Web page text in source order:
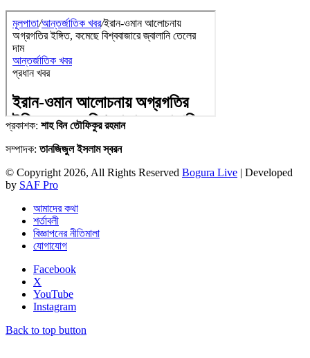
প্রকাশক: শাহ বিন তৌফিকুর রহমান
সম্পাদক:তানজিজুল ইসলাম স্বরন
© Copyright 2026, All Rights Reserved Bogura Live | Developed
by SAF Pro
আমাদের কথা
শর্তাবলী
বিজ্ঞাপনের নীতিমালা
যোগাযোগ
Facebook
X
YouTube
Instagram
Back to top button